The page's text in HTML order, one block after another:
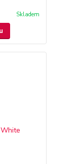
Skladem